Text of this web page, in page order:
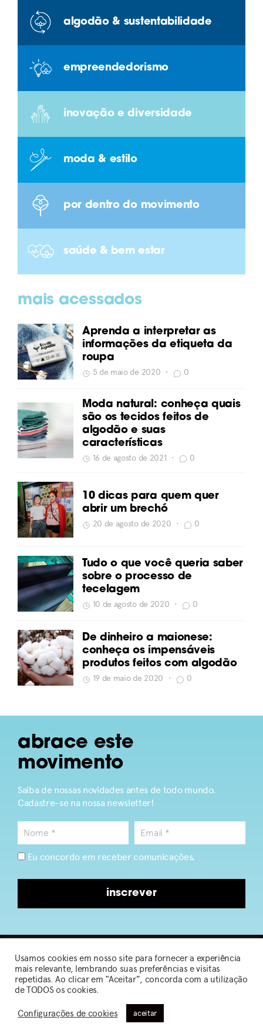
algodão & sustentabilidade
empreendedorismo
inovação e diversidade
moda & estilo
por dentro do movimento
saúde & bem estar
mais acessados
Aprenda a interpretar as
informações da etiqueta da
roupa
5 de maio de 2020 • 0
Moda natural: conheça quais
são os tecidos feitos de
algodão e suas
características
16 de agosto de 2021 • 0
10 dicas para quem quer
abrir um brechó
20 de agosto de 2020 • 0
Tudo o que você queria saber
sobre o processo de
tecelagem
10 de agosto de 2020 • 0
De dinheiro a maionese:
conheça os impensáveis
produtos feitos com algodão
19 de maio de 2020 • 0
abrace este
movimento
Saiba de nossas novidades antes de todo mundo.
Cadastre-se na nossa newsletter!
Eu concordo em receber comunicações.
inscrever
2026 © Sou de Algodão
Política de Privacidade|
Usamos cookies em nosso site para fornecer a experiência
mais relevante, lembrando suas preferências e visitas
repetidas. Ao clicar em “Aceitar”, concorda com a utilização
de TODOS os cookies.
Configurações de cookies aceitar